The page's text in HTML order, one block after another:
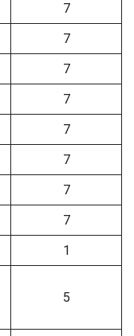
7
7
7
7
7
7
7
7
1
5